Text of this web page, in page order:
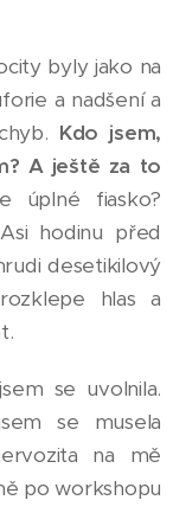
byly jako na
a nadšení a
Kdo jsem,
A ještě za to
úplné fiasko?
hodinu před
desetikilový
hlas a
se uvolnila.
se musela
na mě
po workshopu